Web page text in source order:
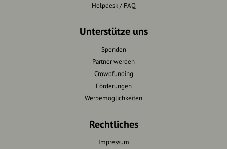
Helpdesk / FAQ
Unterstütze uns
Spenden
Partner werden
Crowdfunding
Förderungen
Werbemöglichkeiten
Rechtliches
Impressum